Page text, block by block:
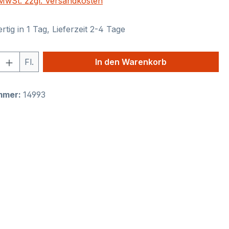
in 1 Tag, Lieferzeit 2-4 Tage
Anzahl: Gib den gewünschten Wert
Fl. In den Warenkorb
14993